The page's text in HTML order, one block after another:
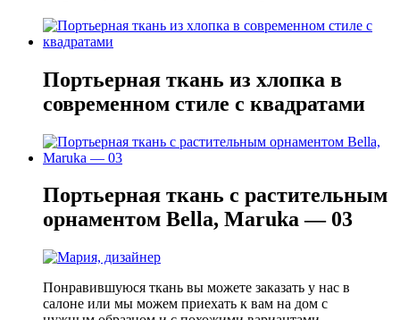
Портьерная ткань из хлопка в
современном стиле с квадратами
Портьерная ткань с растительным
орнаментом Bella, Maruka — 03
Понравившуюся ткань вы можете заказать у нас в
салоне или мы можем приехать к вам на дом с